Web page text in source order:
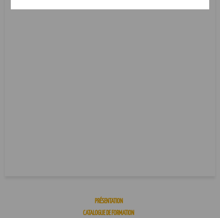
PRÉSENTATION
CATALOGUE DE FORMATION